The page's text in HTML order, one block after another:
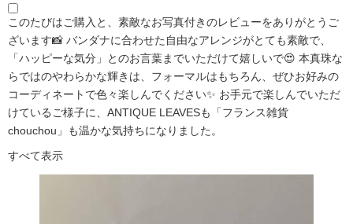
このたびはご購入と、素敵なお写真付きのレビューをありがとうご
ざいます📸 バンダナに合わせた自由なアレンジがとても素敵で、
「ハッピーな気分」とのお言葉までいただけて嬉しいで😍 本真珠な
らではのやわらかな輝きは、フォーマルはもちろん、ぜひお好みの
コーディネートで色々楽しんでください✨ お手元で楽しんでいただ
けているご様子に、ANTIQUE LEAVESも「フランス雑貨
chouchou」も温かな気持ちになりました。
すべて表示